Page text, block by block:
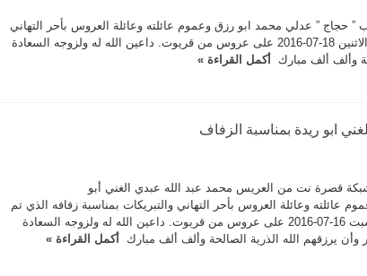
” عدلي محمد ابو رزق وعموم عائلته وعائلة العروس بأحر التهاني
والتبريكات بمناسبة زفافه الذي تم يوم الاثنين 18-07-2016 على عروس من قريوت. داعين الله له ولزوجه السعادة
وألف ألف مبارك أكمل القراءة »
ابو ريدة بمناسبة الزفاف
قصرة نت من العريس محمد عبد الله عبدي الغني أبو
عائلته وعائلة العروس بأحر التهاني والتبريكات بمناسبة زفافه الذي تم
يوم السبت 16-07-2016 على عروس من قريوت. داعين الله له ولزوجه السعادة
وأن يرزقهم الله الذرية الصالحة وألف ألف مبارك أكمل القراءة »